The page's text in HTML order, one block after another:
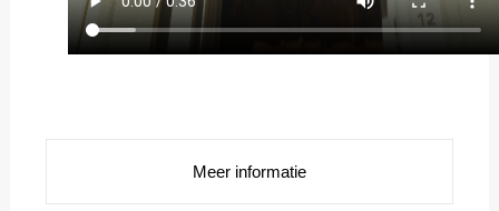
Meer informatie